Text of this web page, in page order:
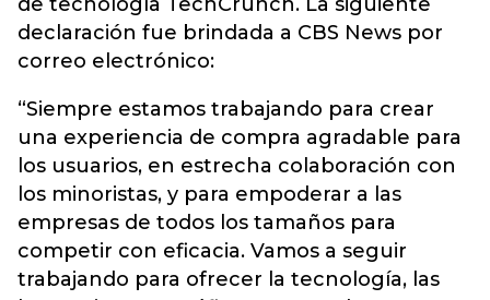
declaración fue brindada a CBS News por
correo electrónico:
“Siempre estamos trabajando para crear
una experiencia de compra agradable para
los usuarios, en estrecha colaboración con
los minoristas, y para empoderar a las
empresas de todos los tamaños para
competir con eficacia. Vamos a seguir
trabajando para ofrecer la tecnología, las